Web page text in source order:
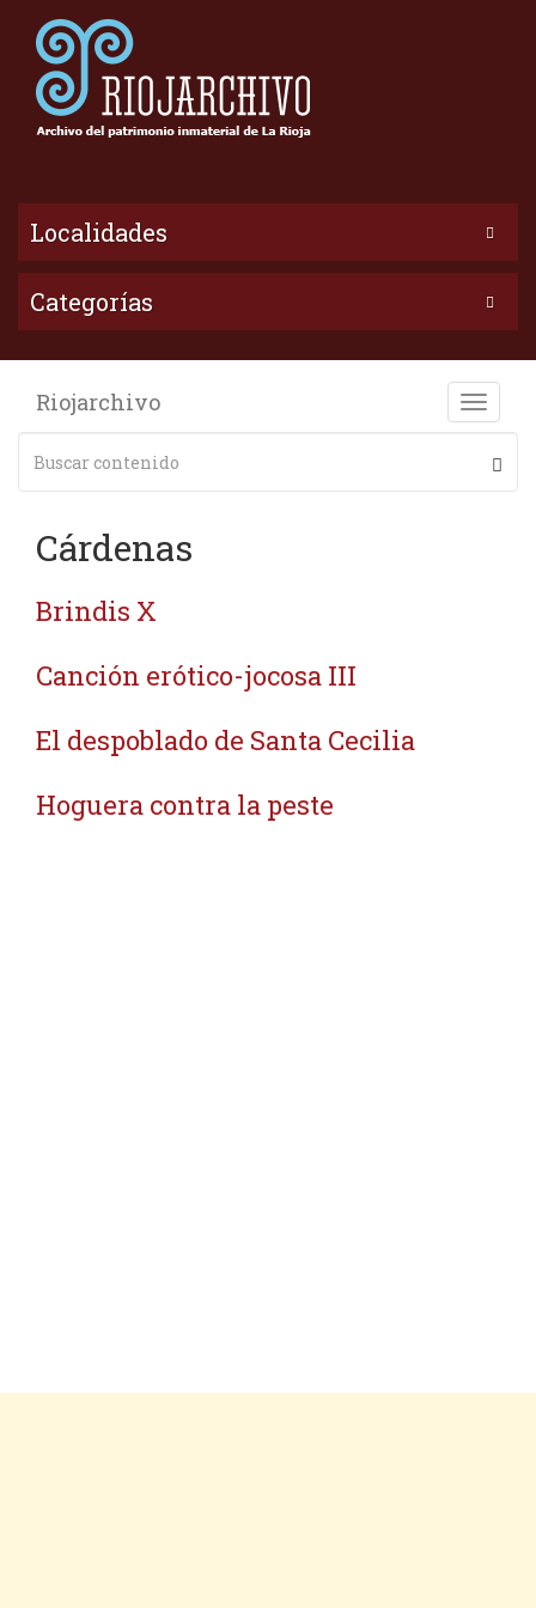
Localidades
Categorías
Toggle
Riojarchivo
Cárdenas
Brindis X
Canción erótico-jocosa III
El despoblado de Santa Cecilia
Hoguera contra la peste